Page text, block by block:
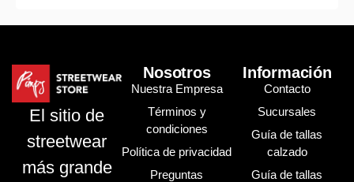
El sitio de
streetwear
más grande
Nosotros
Nuestra Empresa
Términos y
condiciones
Política de privacidad
Preguntas
Información
Contacto
Sucursales
Guía de tallas
calzado
Guía de tallas